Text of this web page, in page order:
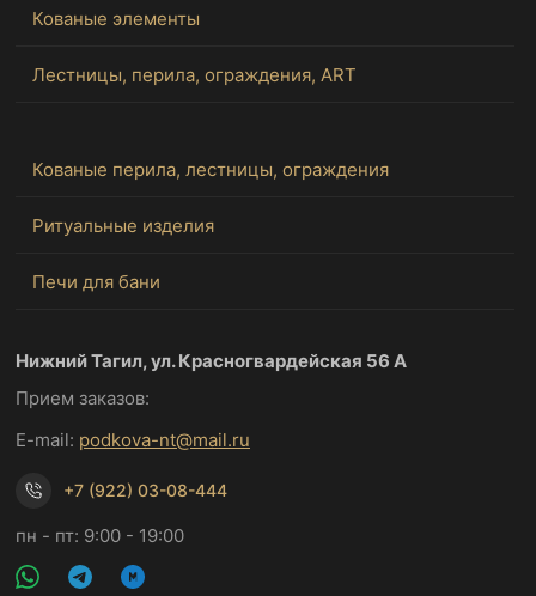
Кованые элементы
Лестницы, перила, ограждения, ART
Кованые перила, лестницы, ограждения
Ритуальные изделия
Печи для бани
Нижний Тагил, ул. Красногвардейская 56 А
Прием заказов:
E-mail: podkova-nt@mail.ru
+7 (922) 03-08-444
пн - пт: 9:00 - 19:00